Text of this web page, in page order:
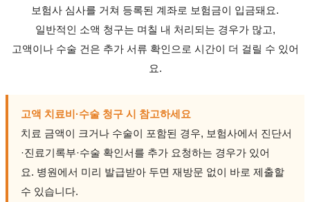
보험사 심사를 거쳐 등록된 계좌로 보험금이 입금돼요.
일반적인 소액 청구는 며칠 내 처리되는 경우가 많고,
고액이나 수술 건은 추가 서류 확인으로 시간이 더 걸릴 수 있어
요.
고액 치료비·수술 청구 시 참고하세요
치료 금액이 크거나 수술이 포함된 경우, 보험사에서 진단서
·진료기록부·수술 확인서를 추가 요청하는 경우가 있어
요. 병원에서 미리 발급받아 두면 재방문 없이 바로 제출할
수 있습니다.